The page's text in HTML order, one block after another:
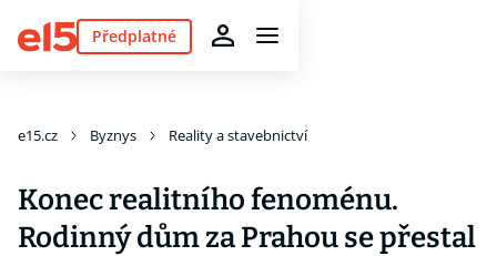
Předplatné
e15.cz Byznys Reality a stavebnictví
Konec realitního fenoménu.
Rodinný dům za Prahou se přestal